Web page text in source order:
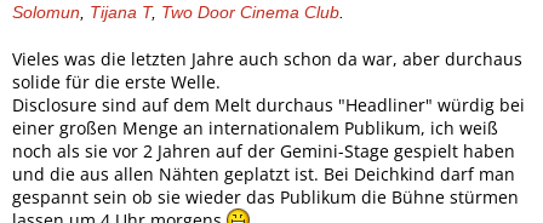
Solomun
Tijana T, Two Door Cinema Club
Vieles was die letzten Jahre auch schon da war, aber durchaus
solide für die erste Welle.
Disclosure sind auf dem Melt durchaus "Headliner" würdig bei
einer großen Menge an internationalem Publikum, ich weiß
noch als sie vor 2 Jahren auf der Gemini-Stage gespielt haben
und die aus allen Nähten geplatzt ist. Bei Deichkind darf man
gespannt sein ob sie wieder das Publikum die Bühne stürmen